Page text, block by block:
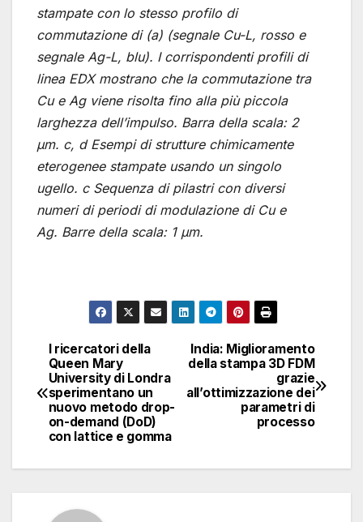
stampate con lo stesso profilo di
commutazione di (a) (segnale Cu-L, rosso e
segnale Ag-L, blu). I corrispondenti profili di
linea EDX mostrano che la commutazione tra
Cu e Ag viene risolta fino alla più piccola
larghezza dell’impulso. Barra della scala: 2
μm. c, d Esempi di strutture chimicamente
eterogenee stampate usando un singolo
ugello. c Sequenza di pilastri con diversi
numeri di periodi di modulazione di Cu e
Ag. Barre della scala: 1 μm.
Navigazione
articoli
India: Miglioramento
della stampa 3D FDM
grazie
all’ottimizzazione dei
parametri di
processo
I ricercatori della
Queen Mary
University di Londra
sperimentano un
nuovo metodo drop-
on-demand (DoD)
con lattice e gomma